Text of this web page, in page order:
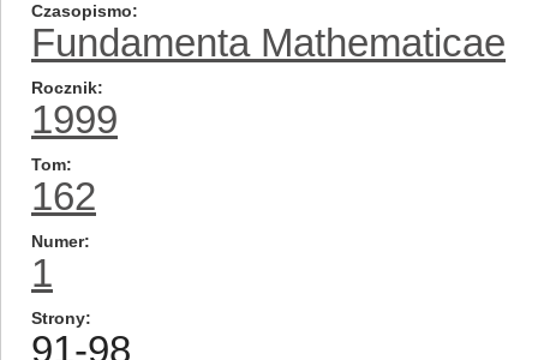
Czasopismo
Fundamenta Mathematicae
Rocznik
1999
Tom
162
Numer
1
Strony
91-98